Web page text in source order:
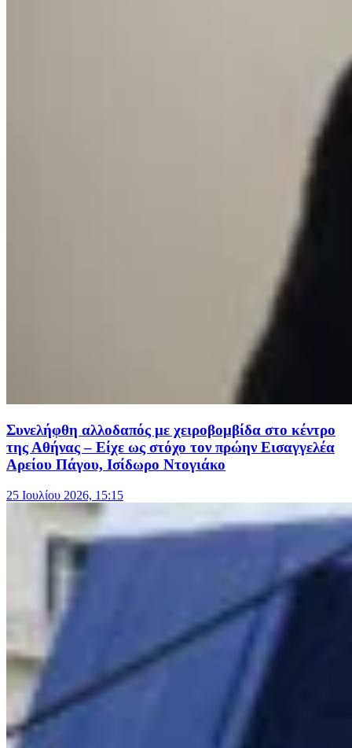
Συνελήφθη αλλοδαπός με χειροβομβίδα στο κέντρο
της Αθήνας – Είχε ως στόχο τον πρώην Εισαγγελέα
Αρείου Πάγου, Ισίδωρο Ντογιάκο
25 Ιουλίου 2026, 15:15